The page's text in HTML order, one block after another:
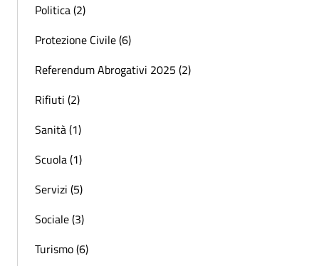
Politica (2)
Protezione Civile (6)
Referendum Abrogativi 2025 (2)
Rifiuti (2)
Sanità (1)
Scuola (1)
Servizi (5)
Sociale (3)
Turismo (6)